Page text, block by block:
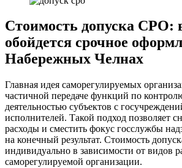
Стоимость допуска СРО:
обойдется срочное
Набережных Челнах
Главная идея саморегулируемых
частичной передаче функций по
деятельностью субъектов с
исполнителей. Такой подход позволяет
расходы и сместить фокус госслужбы
на конечный результат. Стоимость
индивидуально в зависимости от видов
саморегулируемой организации.